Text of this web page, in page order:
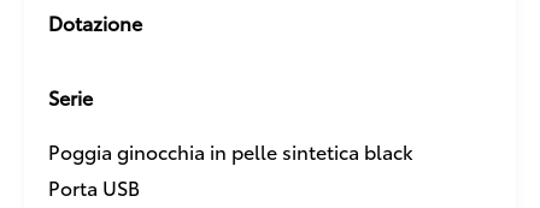
Dotazione
Serie
Poggia ginocchia in pelle sintetica black
Porta USB